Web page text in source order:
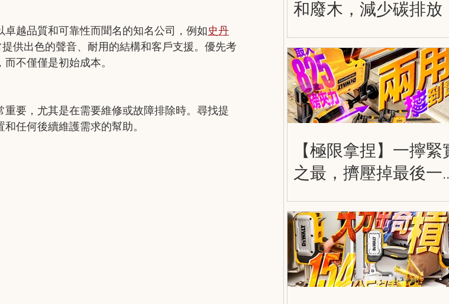
越品質和可靠性而聞名的知名公司，例如史丹
供出色的聲音、耐用的結構和客戶支援。優先考
不僅僅是初始成本。
要，尤其是在需要維修或故障排除時。尋找提
任何後續維護需求的幫助。
和廢木，減少碳排放
【極限拿捏】一擰緊
之最，擠壓掉最後一
空間！得偉兩用擰到
實，雙用式強力木夾
DWHT83600
DWHT83601